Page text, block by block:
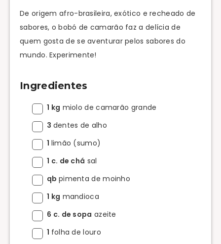
De origem afro-brasileira, exótico e recheado de
sabores, o bobó de camarão faz a delícia de
quem gosta de se aventurar pelos sabores do
mundo. Experimente!
Ingredientes
1 kg miolo de camarão grande
3 dentes de alho
1 limão (sumo)
1 c. de chá sal
qb pimenta de moinho
1 kg mandioca
6 c. de sopa azeite
1 folha de louro